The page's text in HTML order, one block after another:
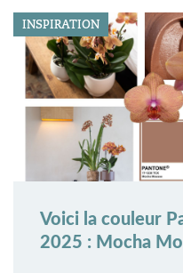
INSPIRATION
Voici la couleur
2025 : Mocha